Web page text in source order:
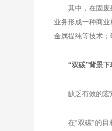
其中，在固
业务形成一种商
金属提纯等技术
“双碳”背景
缺乏有效的宏
在“双碳”的